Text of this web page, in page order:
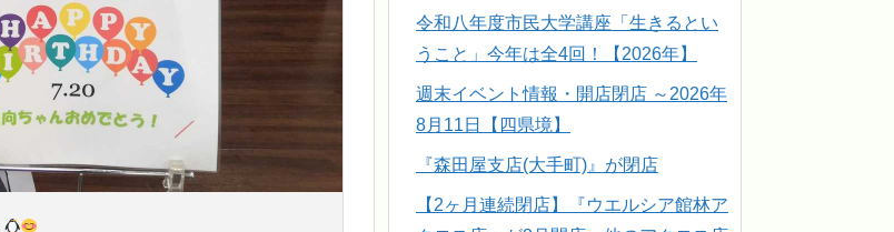
令和八年度市民大学講座「生きるとい
うこと」今年は全4回！【2026年】
週末イベント情報・開店閉店 ～2026年
8月11日【四県境】
『森田屋支店(大手町)』が閉店
【2ヶ月連続閉店】『ウエルシア館林ア